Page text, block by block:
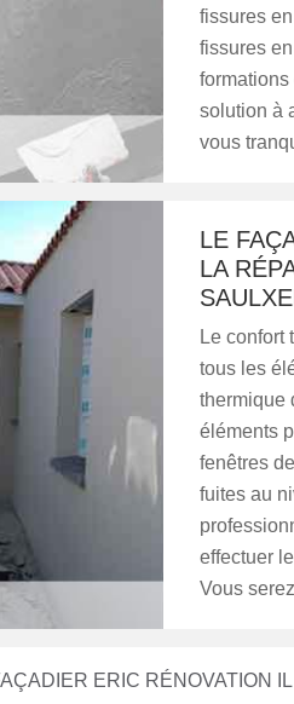
fissures
fissures
solution à
vous
LE
LA
Le confort
tous les
thermique
éléments
fenêtres
fuites au
effectuer
Vous
ERIC RÉNOVATION